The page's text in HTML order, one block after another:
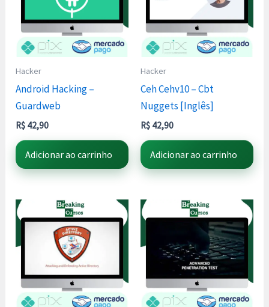
Hacker
Android Hacking –
Guardweb
R$ 42,90
Adicionar ao carrinho
Hacker
Ceh Cehv10 – Cbt
Nuggets [Inglês]
R$ 42,90
Adicionar ao carrinho